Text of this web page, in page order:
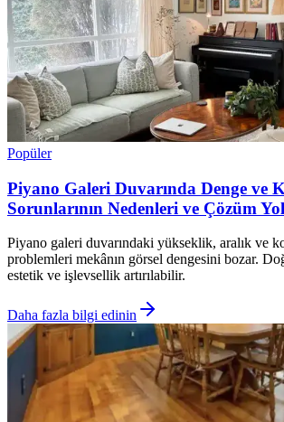
Popüler
Piyano Galeri Duvarında Denge ve
Sorunlarının Nedenleri ve Çözüm
Piyano galeri duvarındaki yükseklik, aralık ve
problemleri mekânın görsel dengesini bozar.
estetik ve işlevsellik artırılabilir.
Daha fazla bilgi edinin